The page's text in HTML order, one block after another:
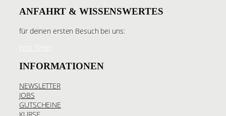
ANFAHRT & WISSENSWERTES
für deinen ersten Besuch bei uns:
INFORMATIONEN
NEWSLETTER
JOBS
GUTSCHEINE
KURSE